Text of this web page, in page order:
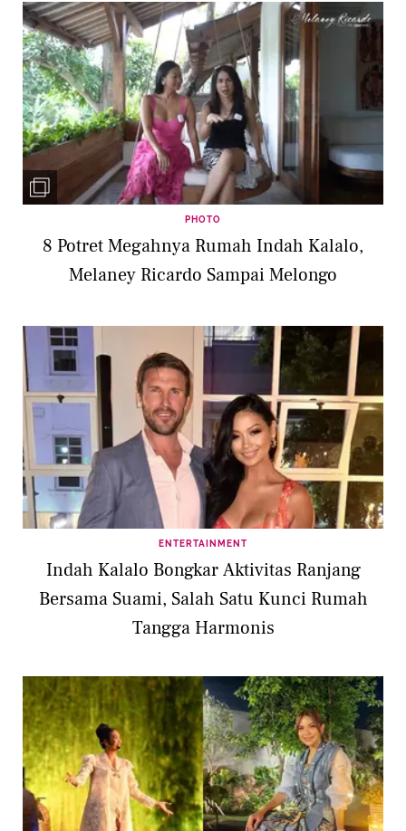
PHOTO
8 Potret Megahnya Rumah Indah Kalalo,
Melaney Ricardo Sampai Melongo
ENTERTAINMENT
Indah Kalalo Bongkar Aktivitas Ranjang
Bersama Suami, Salah Satu Kunci Rumah
Tangga Harmonis